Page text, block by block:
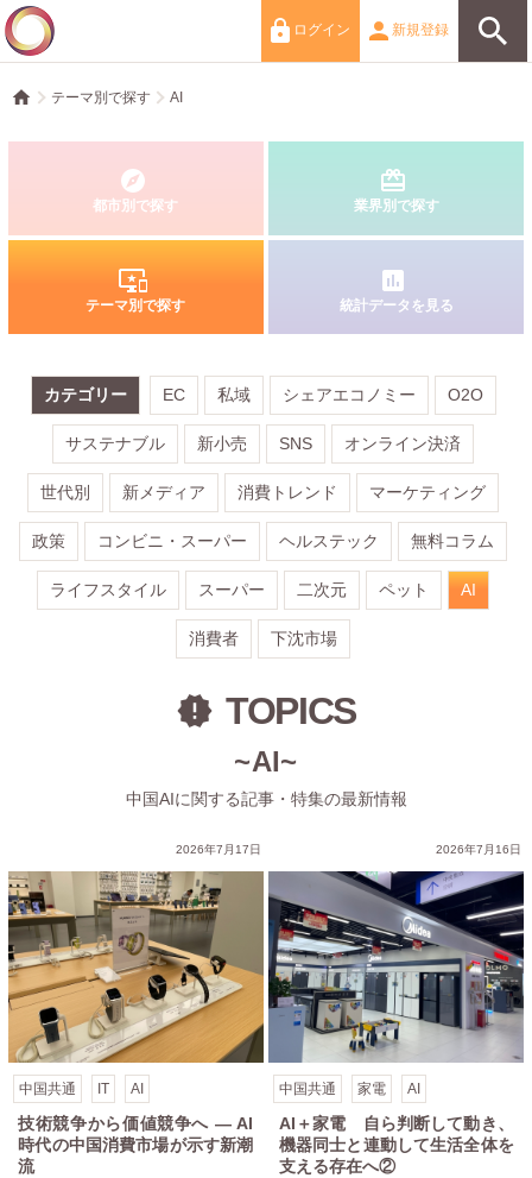
新規登録
ログイン
テーマ別で探す AI
都市別で探す 業界別で探す
テーマ別で探す 統計データを見る
カテゴリー EC 私域 シェアエコノミー O2O
サステナブル 新小売 SNS オンライン決済
世代別 新メディア 消費トレンド マーケティング
政策 コンビニ・スーパー ヘルステック 無料コラム
ライフスタイル スーパー 二次元 ペット AI
消費者 下沈市場
TOPICS
~AI~
中国AIに関する記事・特集の最新情報
2026年7月17日
中国共通 IT AI
技術競争から価値競争へ ― AI
時代の中国消費市場が示す新潮
流
2026年7月16日
中国共通 家電 AI
AI＋家電 自ら判断して動き、
機器同士と連動して生活全体を
支える存在へ②